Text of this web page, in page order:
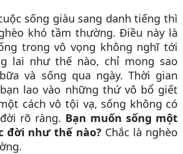
sống giàu sang danh tiếng thì
khó tầm thường. Điều này là
trong vô vọng không nghĩ tới
lai như thế nào, chỉ mong sao
và sống qua ngày. Thời gian
lao vào những thứ vô bổ giết
cách vô tội vạ, sống không có
rõ ràng. Bạn muốn sống một
đời như thế nào? Chắc là nghèo